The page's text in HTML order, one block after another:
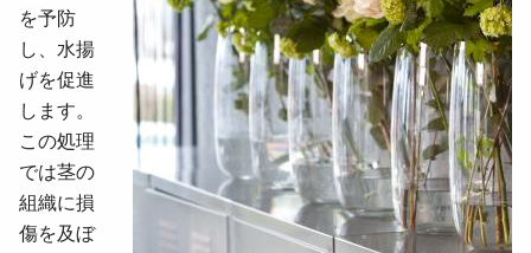
を予防
し、水揚
げを促進
します。
この処理
では茎の
組織に損
傷を及ぼ